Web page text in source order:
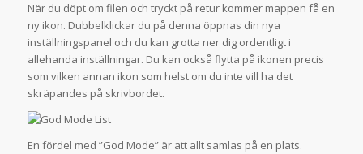
När du döpt om filen och tryckt på retur kommer mappen få en
ny ikon. Dubbelklickar du på denna öppnas din nya
inställningspanel och du kan grotta ner dig ordentligt i
allehanda inställningar. Du kan också flytta på ikonen precis
som vilken annan ikon som helst om du inte vill ha det
skräpandes på skrivbordet.
En fördel med ”God Mode” är att allt samlas på en plats.